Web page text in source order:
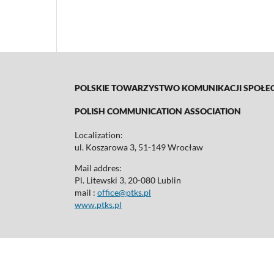
POLSKIE TOWARZYSTWO KOMUNIKACJI
POLISH COMMUNICATION ASSOCIATION
Localization:
ul. Koszarowa 3, 51-149 Wrocław
Mail addres:
Pl. Litewski 3, 20-080 Lublin
mail : office@ptks.pl
www.ptks.pl